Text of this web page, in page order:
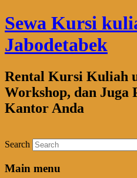
Sewa Kursi
Jabodetabek
Rental Kursi Kuliah
Workshop, dan Juga
Kantor Anda
Search
Main menu